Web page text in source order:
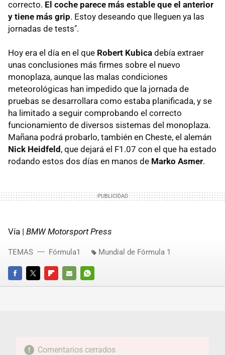
correcto. El coche parece más estable que el anterior
y tiene más grip. Estoy deseando que lleguen ya las
jornadas de tests".
Hoy era el día en el que Robert Kubica debía extraer
unas conclusiones más firmes sobre el nuevo
monoplaza, aunque las malas condiciones
meteorológicas han impedido que la jornada de
pruebas se desarrollara como estaba planificada, y se
ha limitado a seguir comprobando el correcto
funcionamiento de diversos sistemas del monoplaza.
Mañana podrá probarlo, también en Cheste, el alemán
Nick Heidfeld , que dejará el F1.07 con el que ha estado
rodando estos dos días en manos de Marko Asmer.
Vía | BMW Motorsport Press
FACEBOOKTWITTERFLIPBOARD
E-
WHATSAPP
TEMAS Fórmula1 Mundial de Fórmula 1
Comentarios cerrados